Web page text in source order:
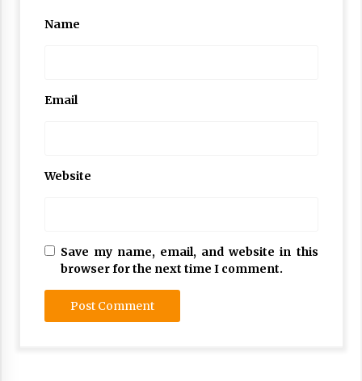
Name
Email
Website
Save my name, email, and website in this
browser for the next time I comment.